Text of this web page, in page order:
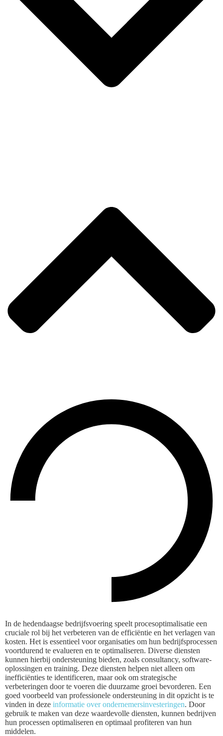
In de hedendaagse bedrijfsvoering speelt procesoptimalisatie een
cruciale rol bij het verbeteren van de efficiëntie en het verlagen van
kosten. Het is essentieel voor organisaties om hun bedrijfsprocessen
voortdurend te evalueren en te optimaliseren. Diverse diensten
kunnen hierbij ondersteuning bieden, zoals consultancy, software-
oplossingen en training. Deze diensten helpen niet alleen om
inefficiënties te identificeren, maar ook om strategische
verbeteringen door te voeren die duurzame groei bevorderen. Een
goed voorbeeld van professionele ondersteuning in dit opzicht is te
vinden in deze informatie over ondernemersinvesteringen. Door
gebruik te maken van deze waardevolle diensten, kunnen bedrijven
hun processen optimaliseren en optimaal profiteren van hun
middelen.